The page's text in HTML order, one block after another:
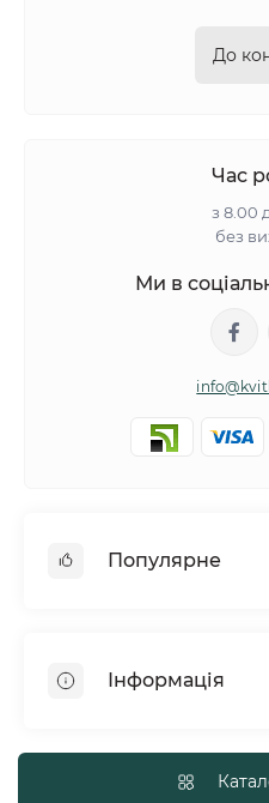
До
Час
з 8.00
без
Ми в
Популярне
Вазони
Кошики з квітів
Повітряні кульки
Інформація